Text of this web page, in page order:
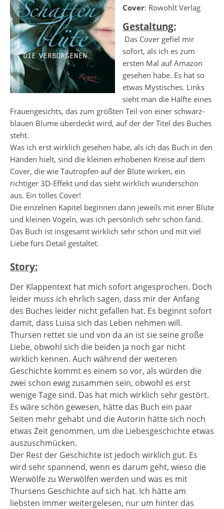
Cover: Rowohlt Verlag
Gestaltung:
Das Cover gefiel mir
sofort, als ich es zum
ersten Mal auf Amazon
gesehen habe. Es hat so
etwas Mystisches. Links
sieht man die Hälfte eines
Frauengesichts, das zum größten Teil von einer schwarz-
blauen Blume überdeckt wird, auf der der Titel des Buches
steht.
Was ich erst wirklich gesehen habe, als ich das Buch in den
Händen hielt, sind die kleinen erhobenen Kreise auf dem
Cover, die wie Tautropfen auf der Blüte wirken, ein
richtiger 3D-Effekt und das sieht wirklich wunderschön
aus. Ein tolles Cover!
Die einzelnen Kapitel beginnen dann jeweils mit einer Blüte
und kleinen Vögeln, was ich persönlich sehr schön fand.
Das Buch ist insgesamt wirklich sehr schön und mit viel
Liebe fürs Detail gestaltet.
Story:
Der Klappentext hat mich sofort angesprochen. Doch
leider muss ich ehrlich sagen, dass mir der Anfang
des Buches leider nicht gefallen hat. Es beginnt sofort
damit, dass Luisa sich das Leben nehmen will.
Thursen rettet sie und von da an ist sie seine große
Liebe, obwohl sich die beiden ja noch gar nicht
wirklich kennen. Auch während der weiteren
Geschichte kommt es einem so vor, als würden die
zwei schon ewig zusammen sein, obwohl es erst
wenige Tage sind. Das hat mich wirklich sehr gestört.
Es wäre schön gewesen, hätte das Buch ein paar
Seiten mehr gehabt und die Autorin hätte sich noch
etwas Zeit genommen, um die Liebesgeschichte etwas
auszuschmücken.
Der Rest der Geschichte ist jedoch wirklich gut. Es
wird sehr spannend, wenn es darum geht, wieso die
Werwölfe zu Werwölfen werden und was es mit
Thursens Geschichte auf sich hat. Ich hätte am
liebsten immer weitergelesen, nur um hinter das